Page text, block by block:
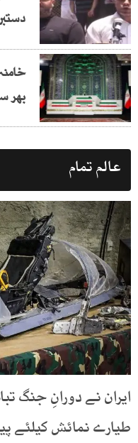
بھر
عالم تمام
ایران نے دورانِ جنگ
طیارے نمائش کیلئے